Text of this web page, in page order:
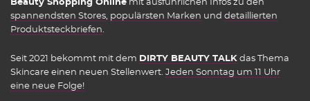
spannendsten Stores populärsten Marken und detaillierten
Produktsteckbriefen
Seit 2021 bekommt mit dem DIRTY BEAUTY TALK das Thema
Skincare einen neuen Stellenwert. Jeden Sonntag um 11 Uhr
eine neue Folge!